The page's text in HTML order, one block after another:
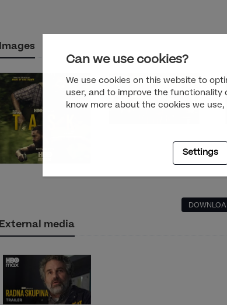
Can we use cookies?
We use cookies on this website to
user, and to improve the
know more about the cookies we use,
Settings
Images
External media